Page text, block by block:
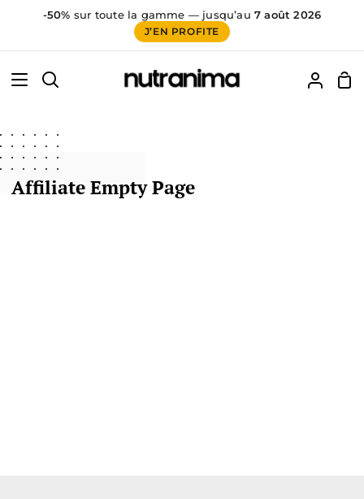
-50% sur toute la gamme — jusqu’au 7 août 2026
J’EN PROFITE
au
Recherche
Mon
Affiliate Empty Page